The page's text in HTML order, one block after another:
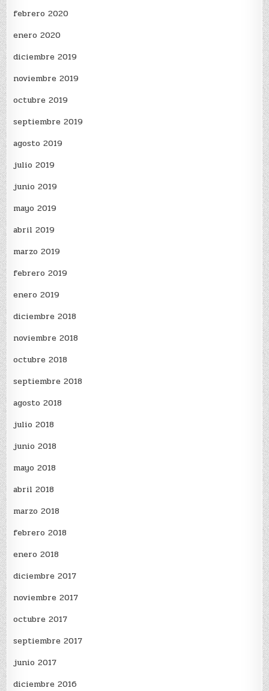
febrero 2020
enero 2020
diciembre 2019
noviembre 2019
octubre 2019
septiembre 2019
agosto 2019
julio 2019
junio 2019
mayo 2019
abril 2019
marzo 2019
febrero 2019
enero 2019
diciembre 2018
noviembre 2018
octubre 2018
septiembre 2018
agosto 2018
julio 2018
junio 2018
mayo 2018
abril 2018
marzo 2018
febrero 2018
enero 2018
diciembre 2017
noviembre 2017
octubre 2017
septiembre 2017
junio 2017
diciembre 2016